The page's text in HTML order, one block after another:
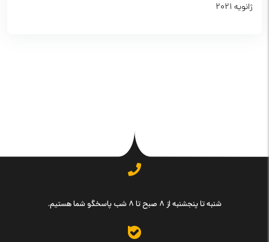
ژانویه 2021
شنبه تا پنجشنبه از ۸ صبح تا ۸ شب پاسخگو شما هستیم.